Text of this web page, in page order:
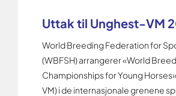
Uttak til Unghest-VM
World Breeding Federation for
(WBFSH) arrangerer «World
Championships for Young
VM) i de internasjonale grenene